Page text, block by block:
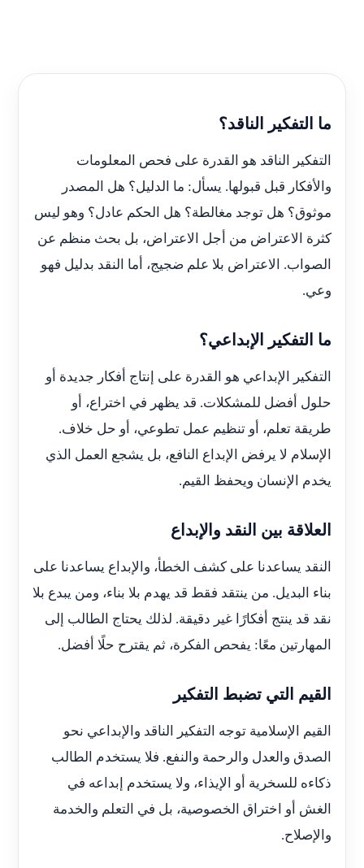
ما التفكير الناقد؟
التفكير الناقد هو القدرة على فحص المعلومات
والأفكار قبل قبولها. يسأل: ما الدليل؟ هل المصدر
موثوق؟ هل توجد مغالطة؟ هل الحكم عادل؟ وهو ليس
كثرة الاعتراض من أجل الاعتراض، بل بحث منظم عن
الصواب. الاعتراض بلا علم ضجيج، أما النقد بدليل فهو
وعي.
ما التفكير الإبداعي؟
التفكير الإبداعي هو القدرة على إنتاج أفكار جديدة أو
حلول أفضل للمشكلات. قد يظهر في اختراع، أو
طريقة تعلم، أو تنظيم عمل تطوعي، أو حل خلاف.
الإسلام لا يرفض الإبداع النافع، بل يشجع العمل الذي
يخدم الإنسان ويحفظ القيم.
العلاقة بين النقد والإبداع
النقد يساعدنا على كشف الخطأ، والإبداع يساعدنا على
بناء البديل. من ينتقد فقط قد يهدم بلا بناء، ومن يبدع بلا
نقد قد ينتج أفكارًا غير دقيقة. لذلك يحتاج الطالب إلى
المهارتين معًا: يفحص الفكرة، ثم يقترح حلًا أفضل.
القيم التي تضبط التفكير
القيم الإسلامية توجه التفكير الناقد والإبداعي نحو
الصدق والعدل والرحمة والنفع. فلا يستخدم الطالب
ذكاءه للسخرية أو الإيذاء، ولا يستخدم إبداعه في
الغش أو اختراق الخصوصية، بل في التعلم والخدمة
والإصلاح.